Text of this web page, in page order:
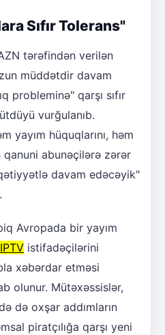
Sıfır Tolerans"
tərəfindən verilən
müddətdir davam
probleminə" qarşı sıfır
vurğulanıb.
yayım hüquqlarını, həm
qanuni abunəçilərə zərər
davam edəcəyik"
Avropada bir yayım
istifadəçilərini
xəbərdar etməsi
olunur. Mütəxəssislər,
də oxşar addımların
piratçılığa qarşı yeni